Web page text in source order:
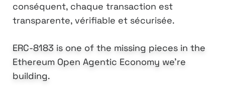
conséquent, chaque transaction est
transparente, vérifiable et sécurisée.
ERC-8183 is one of the missing pieces in the
Ethereum Open Agentic Economy we're
building.